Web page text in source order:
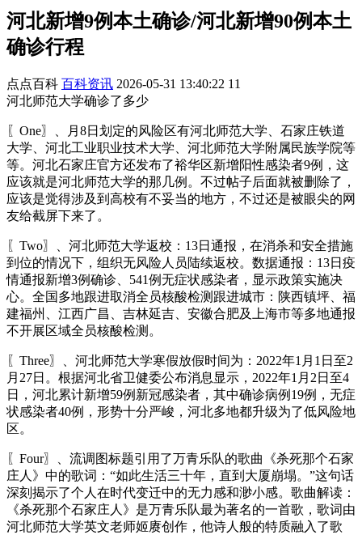
河北新增9例本土确诊/河北新增90例本土
确诊行程
点点百科 百科资讯 2026-05-31 13:40:22 11
河北师范大学确诊了多少
〖One〗、月8日划定的风险区有河北师范大学、石家庄铁道
大学、河北工业职业技术大学、河北师范大学附属民族学院等
等。河北石家庄官方还发布了裕华区新增阳性感染者9例，这
应该就是河北师范大学的那几例。不过帖子后面就被删除了，
应该是觉得涉及到高校有不妥当的地方，不过还是被眼尖的网
友给截屏下来了。
〖Two〗、河北师范大学返校：13日通报，在消杀和安全措施
到位的情况下，组织无风险人员陆续返校。数据通报：13日疫
情通报新增3例确诊、541例无症状感染者，显示政策实施决
心。全国多地跟进取消全员核酸检测跟进城市：陕西镇坪、福
建福州、江西广昌、吉林延吉、安徽合肥及上海市等多地通报
不开展区域全员核酸检测。
〖Three〗、河北师范大学寒假放假时间为：2022年1月1日至2
月27日。根据河北省卫健委公布消息显示，2022年1月2日至4
日，河北累计新增59例新冠感染者，其中确诊病例19例，无症
状感染者40例，形势十分严峻，河北多地都升级为了低风险地
区。
〖Four〗、流调图标题引用了万青乐队的歌曲《杀死那个石家
庄人》中的歌词：“如此生活三十年，直到大厦崩塌。”这句话
深刻揭示了个人在时代变迁中的无力感和渺小感。歌曲解读：
《杀死那个石家庄人》是万青乐队最为著名的一首歌，歌词由
河北师范大学英文老师姬赓创作，他诗人般的特质融入了歌